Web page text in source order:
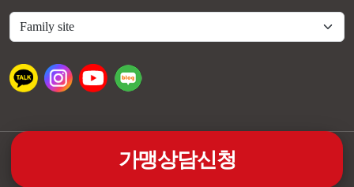
가맹상담신청
@휴베이스 ALL RIGHTS RESERVED.